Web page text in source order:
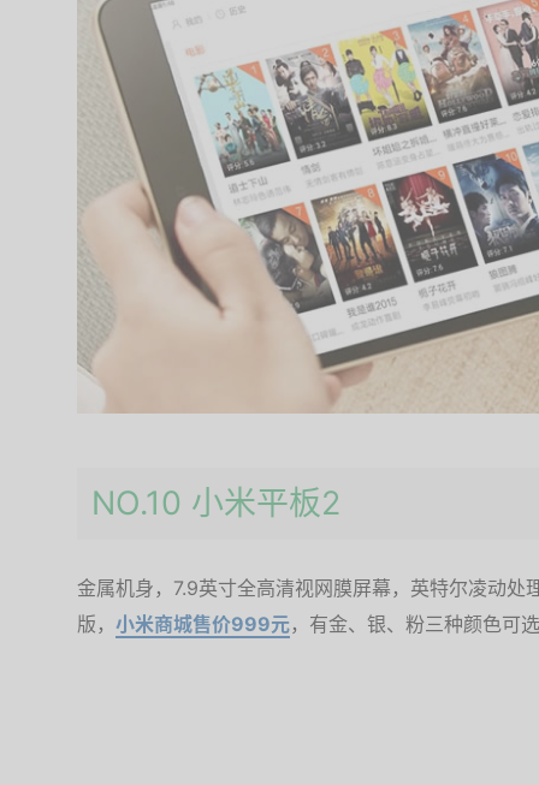
NO.10 小米平板2
金属机身，7.9英寸全高清视网膜屏幕，英特尔凌动处
版， 小米商城售价999元，有金、银、粉三种颜色可